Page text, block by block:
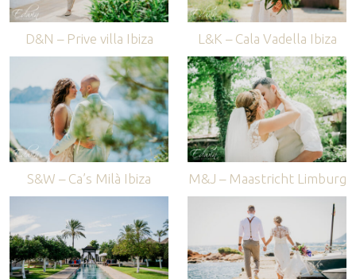
D&N – Prive villa Ibiza L&K – Cala Vadella Ibiza
S&W – Ca’s Milà Ibiza M&J – Maastricht Limburg